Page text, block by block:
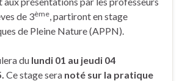
de 3ème , partiront en stage
de Pleine Nature (APPN).
du lundi 01 au jeudi 04
Ce stage sera noté sur la pratique